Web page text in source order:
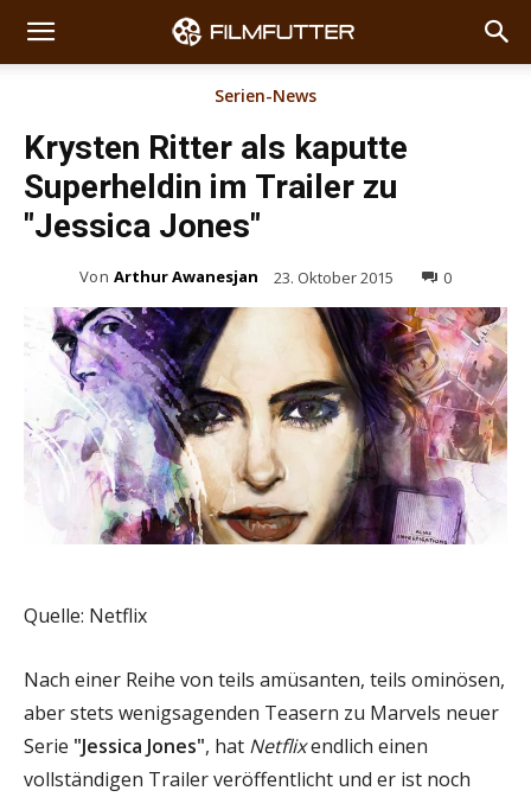
Serien-News
Krysten Ritter als kaputte
Superheldin im Trailer zu
"Jessica Jones"
Von Arthur Awanesjan 23. Oktober 2015 0
Quelle: Netflix
Nach einer Reihe von teils amüsanten, teils ominösen,
aber stets wenigsagenden Teasern zu Marvels neuer
Serie "Jessica Jones", hat Netflixendlich einen
vollständigen Trailer veröffentlicht und er ist noch